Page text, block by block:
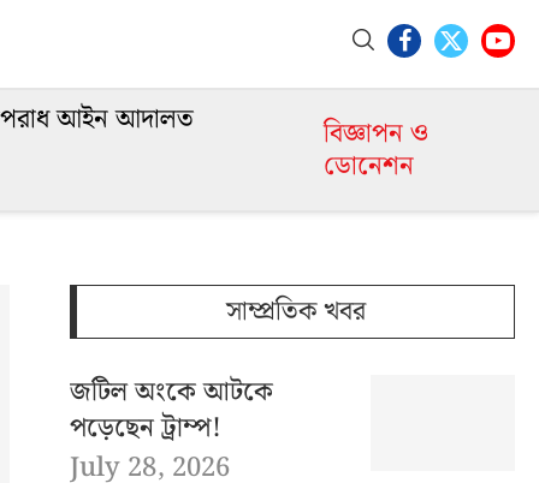
আইন আদালত বিজ্ঞাপন ও
ডোনেশন
সাম্প্রতিক খবর
জটিল অংকে আটকে
পড়েছেন ট্রাম্প!
July 28, 2026